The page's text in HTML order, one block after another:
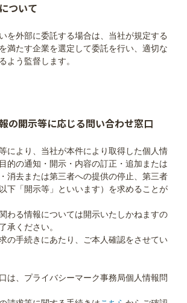
ついて
を外部に委託する場合は、当社が規定する
満たす企業を選定して委託を⾏い、適切な
の開⽰等に応じる問い合わせ窓⼝
により、当社が本件により取得した個⼈情
的の通知・開⽰・内容の訂正・追加または
消去または第三者への提供の停⽌、第三者
下「開⽰等」といいます）を求めることが
わる情報については開示いたしかねますの
承ください。
の手続きにあたり、ご本人確認をさせてい
は、プライバシーマーク事務局個人情報問